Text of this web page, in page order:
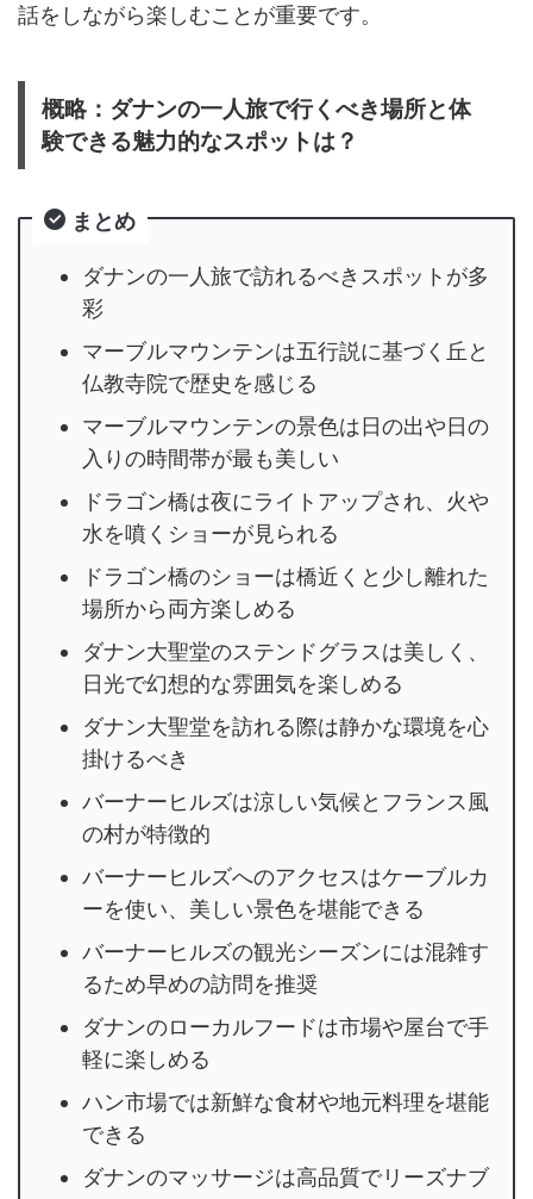
話をしながら楽しむことが重要です。
概略：ダナンの一人旅で行くべき場所と体
験できる魅力的なスポットは？
まとめ
ダナンの一人旅で訪れるべきスポットが多
彩
マーブルマウンテンは五行説に基づく丘と
仏教寺院で歴史を感じる
マーブルマウンテンの景色は日の出や日の
入りの時間帯が最も美しい
ドラゴン橋は夜にライトアップされ、火や
水を噴くショーが見られる
ドラゴン橋のショーは橋近くと少し離れた
場所から両方楽しめる
ダナン大聖堂のステンドグラスは美しく、
日光で幻想的な雰囲気を楽しめる
ダナン大聖堂を訪れる際は静かな環境を心
掛けるべき
バーナーヒルズは涼しい気候とフランス風
の村が特徴的
バーナーヒルズへのアクセスはケーブルカ
ーを使い、美しい景色を堪能できる
バーナーヒルズの観光シーズンには混雑す
るため早めの訪問を推奨
ダナンのローカルフードは市場や屋台で手
軽に楽しめる
ハン市場では新鮮な食材や地元料理を堪能
できる
ダナンのマッサージは高品質でリーズナブ